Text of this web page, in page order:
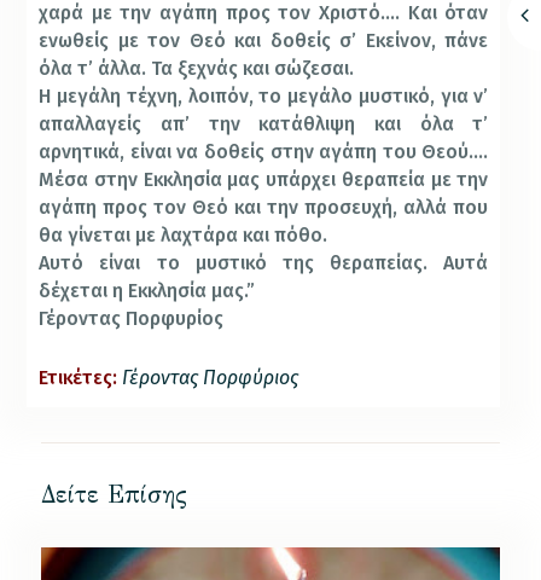
χαρά με την αγάπη προς τον Χριστό…. Και όταν
ενωθείς με τον Θεό και δοθείς σ’ Εκείνον, πάνε
όλα τ’ άλλα. Τα ξεχνάς και σώζεσαι.
Η μεγάλη τέχνη, λοιπόν, το μεγάλο μυστικό, για ν’
απαλλαγείς απ’ την κατάθλιψη και όλα τ’
αρνητικά, είναι να δοθείς στην αγάπη του Θεού….
Μέσα στην Εκκλησία μας υπάρχει θεραπεία με την
αγάπη προς τον Θεό και την προσευχή, αλλά που
θα γίνεται με λαχτάρα και πόθο.
Αυτό είναι το μυστικό της θεραπείας. Αυτά
δέχεται η Εκκλησία μας.”
Γέροντας Πορφυρίος
Ετικέτες: Γέροντας Πορφύριος
Δείτε Επίσης